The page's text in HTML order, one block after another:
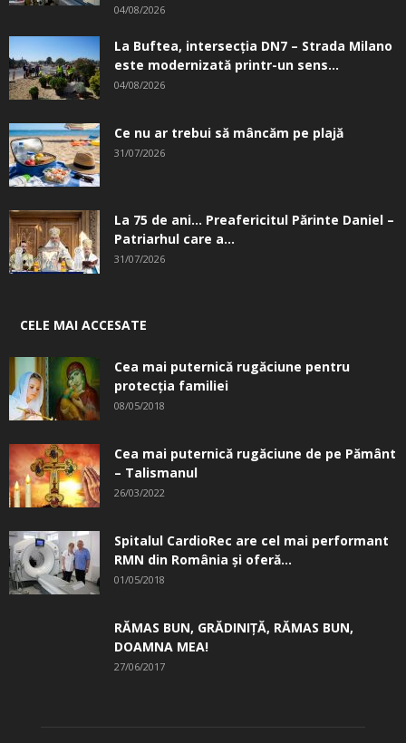
04/08/2026
La Buftea, intersecţia DN7 – Strada Milano
este modernizată printr-un sens...
04/08/2026
Ce nu ar trebui să mâncăm pe plajă
31/07/2026
La 75 de ani… Preafericitul Părinte Daniel –
Patriarhul care a...
31/07/2026
CELE MAI ACCESATE
Cea mai puternică rugăciune pentru
protecția familiei
08/05/2018
Cea mai puternică rugăciune de pe Pământ
– Talismanul
26/03/2022
Spitalul CardioRec are cel mai performant
RMN din România și oferă...
01/05/2018
RĂMAS BUN, GRĂDINIŢĂ, ­RĂMAS BUN,
DOAMNA MEA!
27/06/2017